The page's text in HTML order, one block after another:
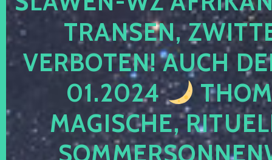
TRANSEN,
VERBOTEN! AUCH
01.2024
MAGISCHE,